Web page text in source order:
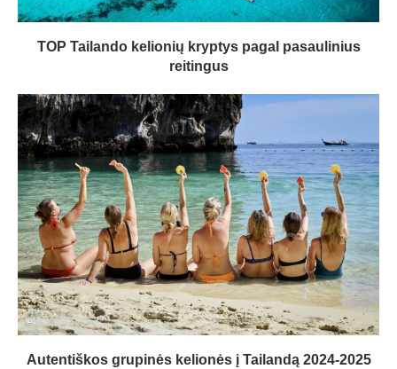
TOP Tailando kelionių kryptys pagal pasaulinius
reitingus
Autentiškos grupinės kelionės į Tailandą 2024-2025